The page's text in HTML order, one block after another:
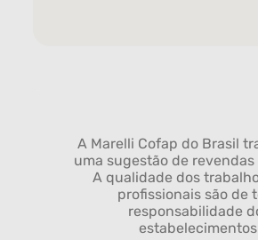
A Marelli Cofap do Brasil
uma sugestão de revendas
A qualidade dos
profissionais são de
responsabilidade